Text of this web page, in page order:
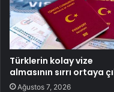
Türklerin kolay vize
almasının sırrı ortaya
Ağustos 7, 2026